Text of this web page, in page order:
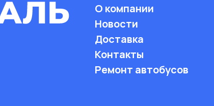
О компании
Новости
Доставка
Контакты
Ремонт автобусов